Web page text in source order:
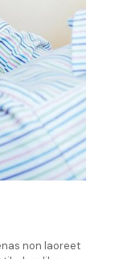
non laoreet